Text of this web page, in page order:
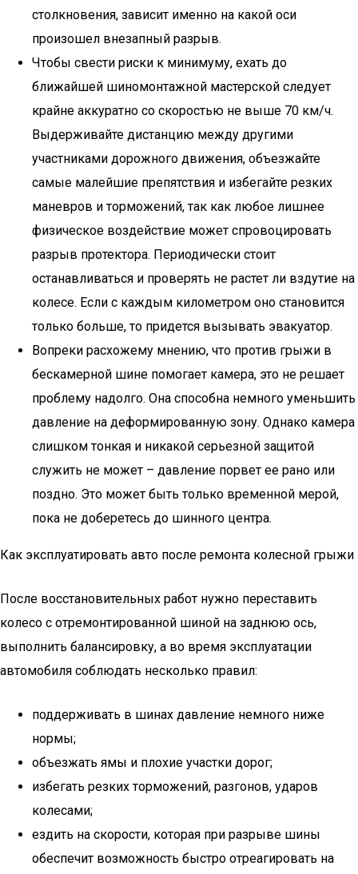
столкновения, зависит именно на какой оси
произошел внезапный разрыв.
Чтобы свести риски к минимуму, ехать до
ближайшей шиномонтажной мастерской следует
крайне аккуратно со скоростью не выше 70 км/ч.
Выдерживайте дистанцию между другими
участниками дорожного движения, объезжайте
самые малейшие препятствия и избегайте резких
маневров и торможений, так как любое лишнее
физическое воздействие может спровоцировать
разрыв протектора. Периодически стоит
останавливаться и проверять не растет ли вздутие на
колесе. Если с каждым километром оно становится
только больше, то придется вызывать эвакуатор.
Вопреки расхожему мнению, что против грыжи в
бескамерной шине помогает камера, это не решает
проблему надолго. Она способна немного уменьшить
давление на деформированную зону. Однако камера
слишком тонкая и никакой серьезной защитой
служить не может – давление порвет ее рано или
поздно. Это может быть только временной мерой,
пока не доберетесь до шинного центра.
Как эксплуатировать авто после ремонта колесной грыжи
После восстановительных работ нужно переставить
колесо с отремонтированной шиной на заднюю ось,
выполнить балансировку, а во время эксплуатации
автомобиля соблюдать несколько правил:
поддерживать в шинах давление немного ниже
нормы;
объезжать ямы и плохие участки дорог;
избегать резких торможений, разгонов, ударов
колесами;
ездить на скорости, которая при разрыве шины
обеспечит возможность быстро отреагировать на